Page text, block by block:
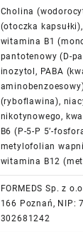
Cholina
(otoczka
witamina B1
pantotenowy (D-
inozytol, PABA
(ryboflawina),
nikotynowego,
B6 (P-5-P 5’-
metylofolian
witamina B12
FORMEDS Sp. z
166 Poznań, NIP:
302681242